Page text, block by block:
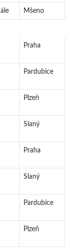
Mšeno
Praha
Pardubice
Plzeň
Slaný
Praha
Slaný
Pardubice
Plzeň